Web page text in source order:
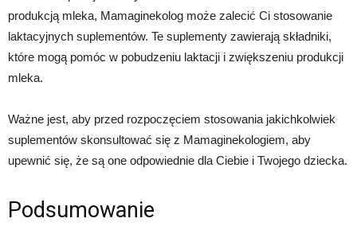
produkcją mleka, Mamaginekolog może zalecić Ci stosowanie
laktacyjnych suplementów. Te suplementy zawierają składniki,
które mogą pomóc w pobudzeniu laktacji i zwiększeniu produkcji
mleka.
Ważne jest, aby przed rozpoczęciem stosowania jakichkolwiek
suplementów skonsultować się z Mamaginekologiem, aby
upewnić się, że są one odpowiednie dla Ciebie i Twojego dziecka.
Podsumowanie